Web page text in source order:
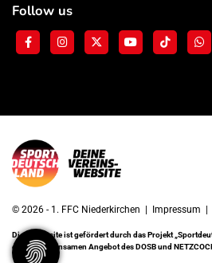
Follow us
© 2026 - 1. FFC Niederkirchen | Impressum |
Diese Website ist gefördert durch das Projekt
einem gemeinsamen Angebot des DOSB und